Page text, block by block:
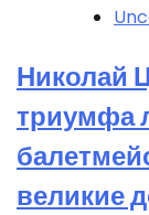
Николай
триумфа
великие